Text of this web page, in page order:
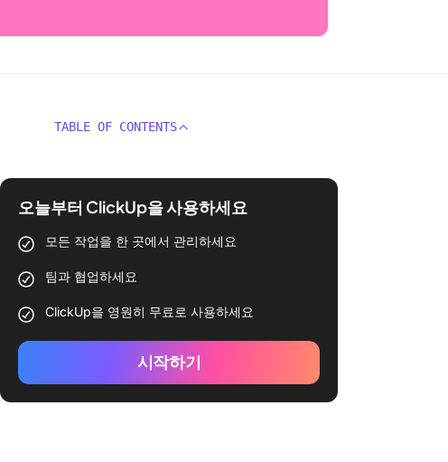
TABLE OF CONTENTS
오늘부터 ClickUp을 사용하세요
모든 작업을 한 곳에서 관리하세요
팀과 협업하세요
ClickUp을 영원히 무료로 사용하세요
시작하기